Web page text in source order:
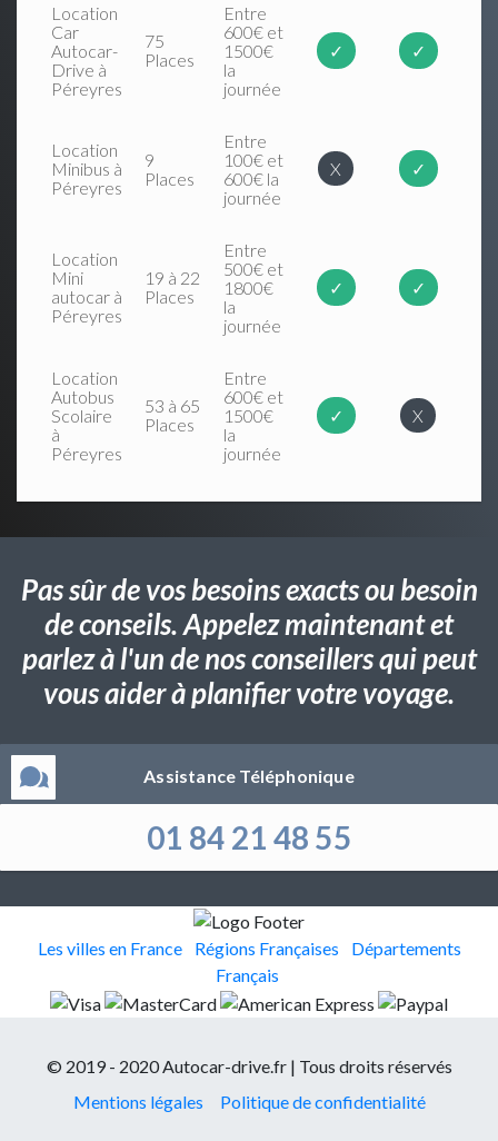
Location
Car
Autocar-
Drive à
Péreyres
75
Places
Entre
600€ et
1500€
la
journée
✓ ✓
Location
Minibus à
Péreyres
9
Places
Entre
100€ et
600€ la
journée
X ✓
Location
Mini
autocar à
Péreyres
19 à 22
Places
Entre
500€ et
1800€
la
journée
✓ ✓
Location
Autobus
Scolaire
à
Péreyres
53 à 65
Places
Entre
600€ et
1500€
la
journée
✓ X
Pas sûr de vos besoins exacts ou besoin
de conseils. Appelez maintenant et
parlez à l'un de nos conseillers qui peut
vous aider à planifier votre voyage.
Assistance Téléphonique
01 84 21 48 55
Les villes en France Régions Françaises
Départements
Français
© 2019 - 2020 Autocar-drive.fr | Tous droits réservés
Mentions légales
Politique de confidentialité